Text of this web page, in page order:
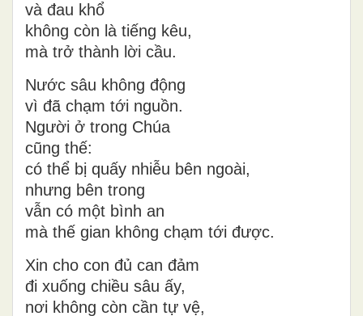
và đau khổ
không còn là tiếng kêu,
mà trở thành lời cầu.
Nước sâu không động
vì đã chạm tới nguồn.
Người ở trong Chúa
cũng thế:
có thể bị quấy nhiễu bên ngoài,
nhưng bên trong
vẫn có một bình an
mà thế gian không chạm tới được.
Xin cho con đủ can đảm
đi xuống chiều sâu ấy,
nơi không còn cần tự vệ,